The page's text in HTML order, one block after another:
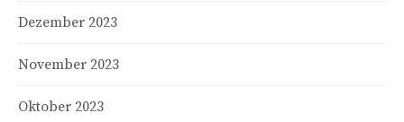
Dezember 2023
November 2023
Oktober 2023